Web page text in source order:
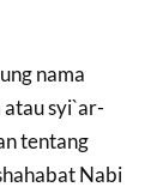
nama
syi`ar-
tentang
Nabi